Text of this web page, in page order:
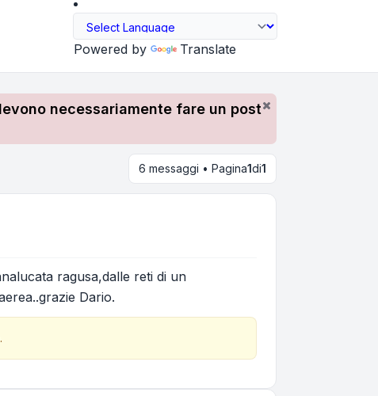
Powered by Translate
necessariamente fare un post
6 messaggi • Pagina1di1
ragusa,dalle reti di un
Dario.